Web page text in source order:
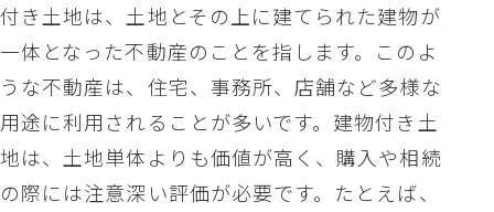
付き土地は、土地とその上に建てられた建物が
一体となった不動産のことを指します。このよ
うな不動産は、住宅、事務所、店舗など多様な
用途に利用されることが多いです。建物付き土
地は、土地単体よりも価値が高く、購入や相続
の際には注意深い評価が必要です。たとえば、